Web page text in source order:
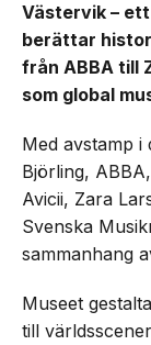
Västervik –
berättar
från ABBA till
som global
Med avstamp i
Björling,
Avicii, Zara
Svenska
sammanhang
Museet
till